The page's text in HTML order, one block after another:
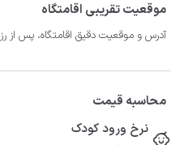
موقعیت تقریبی اقامتگاه
آدرس و موقعیت دقیق اقامتگاه، پس از
محاسبه قیمت
نرخ ورود کودک